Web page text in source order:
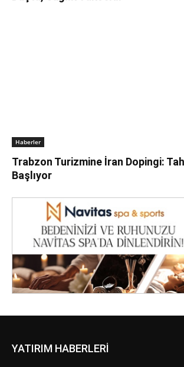
Haberler
Trabzon Turizmine İran Dopingi:
Başlıyor
YATIRIM HABERLERİ